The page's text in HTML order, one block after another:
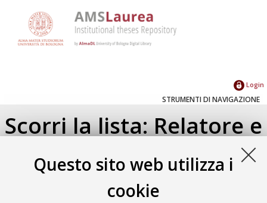
Questo sito web utilizza i
cookie
Login
STRUMENTI DI NAVIGAZIONE
Scorri la lista: Relatore e
Correlatore
Seleziona un valore dall'elenco sottostante.